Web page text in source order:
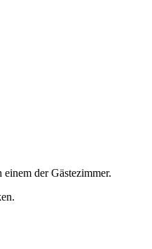
der Gästezimmer.